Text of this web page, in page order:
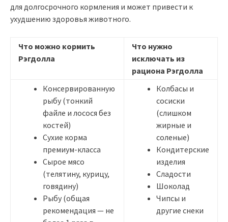
для долгосрочного кормления и может привести к
ухудшению здоровья животного.
Что можно кормить
Рэгдолла
Что нужно
исключать из
рациона Рэгдолла
Консервированную
рыбу (тонкий
файле и лосося без
костей)
Сухие корма
премиум-класса
Сырое мясо
(телятину, курицу,
говядину)
Рыбу (общая
рекомендация — не
Колбасы и
сосиски
(слишком
жирные и
соленые)
Кондитерские
изделия
Сладости
Шоколад
Чипсы и
другие снеки